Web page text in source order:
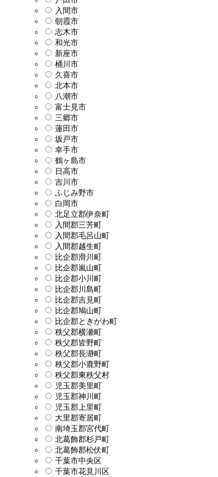
入間市
朝霞市
志木市
和光市
新座市
桶川市
久喜市
北本市
八潮市
富士見市
三郷市
蓮田市
坂戸市
幸手市
鶴ヶ島市
日高市
吉川市
ふじみ野市
白岡市
北足立郡伊奈町
入間郡三芳町
入間郡毛呂山町
入間郡越生町
比企郡滑川町
比企郡嵐山町
比企郡小川町
比企郡川島町
比企郡吉見町
比企郡鳩山町
比企郡ときがわ町
秩父郡横瀬町
秩父郡皆野町
秩父郡長瀞町
秩父郡小鹿野町
秩父郡東秩父村
児玉郡美里町
児玉郡神川町
児玉郡上里町
大里郡寄居町
南埼玉郡宮代町
北葛飾郡杉戸町
北葛飾郡松伏町
千葉市中央区
千葉市花見川区